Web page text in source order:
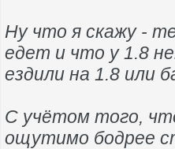
Ну что я скажу -
едет и что у 1.8
ездили на 1.8 или
С учётом того,
ощутимо бодрее